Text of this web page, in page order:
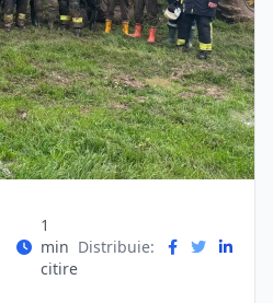
1
min
citire
Distribuie: